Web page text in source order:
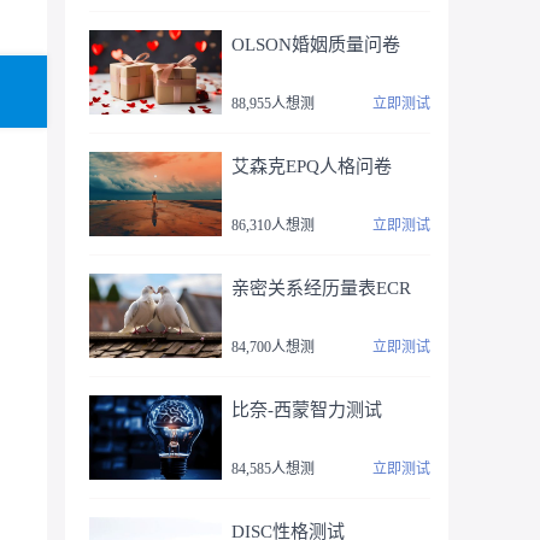
OLSON婚姻质量问卷
88,955人想测 立即测试
艾森克EPQ人格问卷
86,310人想测 立即测试
亲密关系经历量表ECR
84,700人想测 立即测试
比奈-西蒙智力测试
84,585人想测 立即测试
DISC性格测试